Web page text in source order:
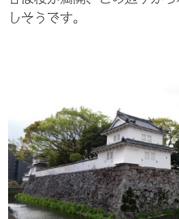
しそうです。